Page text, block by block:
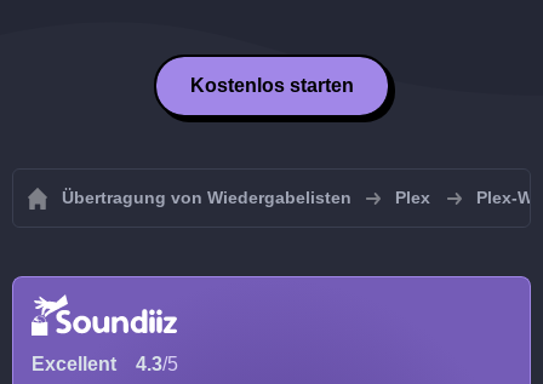
Kostenlos starten
Übertragung von Wiedergabelisten Plex Plex-
Excellent 4.3/5